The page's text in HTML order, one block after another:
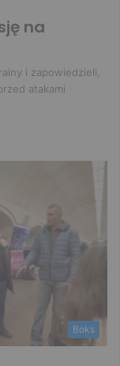
na
i zapowiedzieli,
atakami
Boks